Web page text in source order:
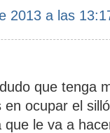
2013 a las
que tenga
ocupar el
que le va a